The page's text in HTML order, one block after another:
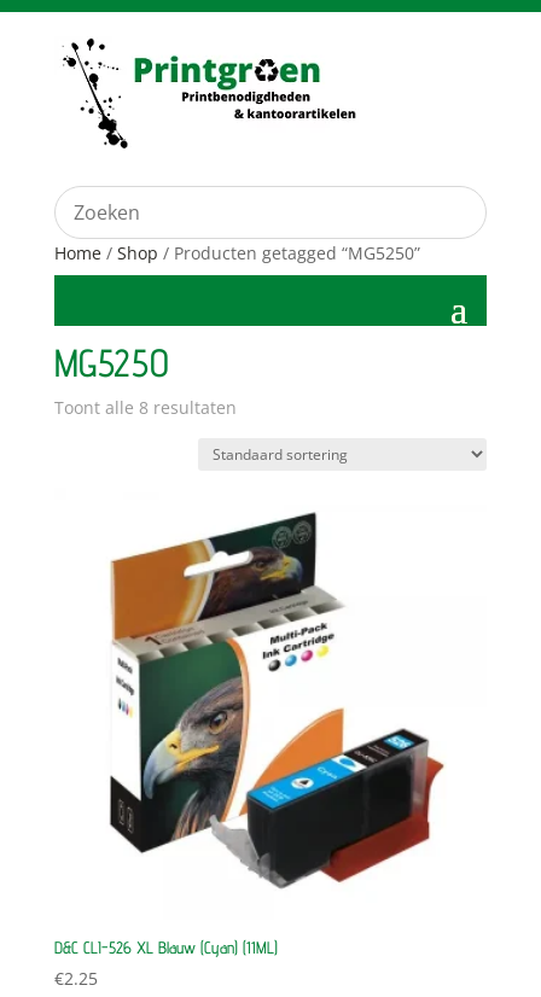
Home/ Shop / Producten getagged “MG5250”
MG5250
Toont alle 8 resultaten
D&C CLI-526 XL Blauw (Cyan) (11ML)
€2.25